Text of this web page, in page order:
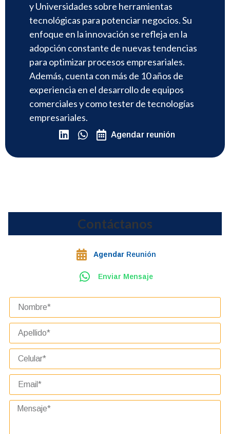
y Universidades sobre herramientas
tecnológicas para potenciar negocios. Su
enfoque en la innovación se refleja en la
adopción constante de nuevas tendencias
para optimizar procesos empresariales.
Además, cuenta con más de 10 años de
experiencia en el desarrollo de equipos
comerciales y como tester de tecnologías
empresariales.
Agendar reunión
Contáctanos
Agendar Reunión
Enviar Mensaje